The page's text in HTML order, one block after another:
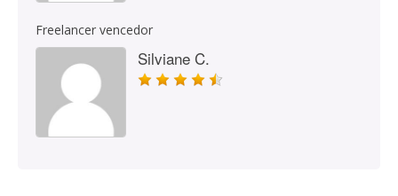
Freelancer vencedor
Silviane C.